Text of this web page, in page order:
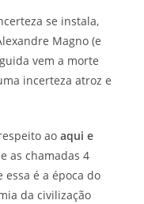
se instala,
Magno (e
vem a morte
incerteza atroz e
aoaqui e
as chamadas 4
essa é a época do
da civilização